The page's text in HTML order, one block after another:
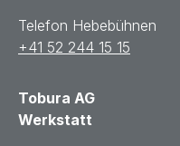
Telefon Hebebühnen
+41 52 244 15 15
Tobura AG
Werkstatt